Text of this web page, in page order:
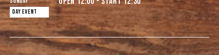
DAY EVENT